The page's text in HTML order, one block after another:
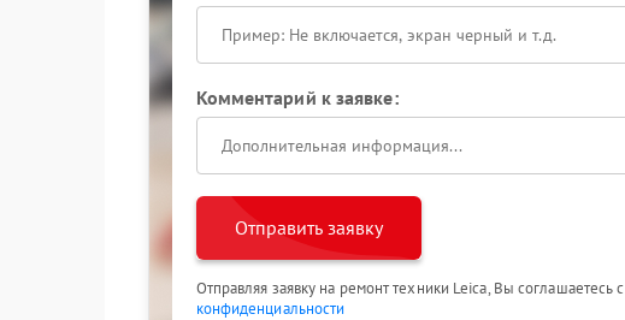
Комментарий к заявке:
Отправить заявку
Отправляя заявку на ремонт техники Leica, Вы соглашаетесь с
конфиденциальности